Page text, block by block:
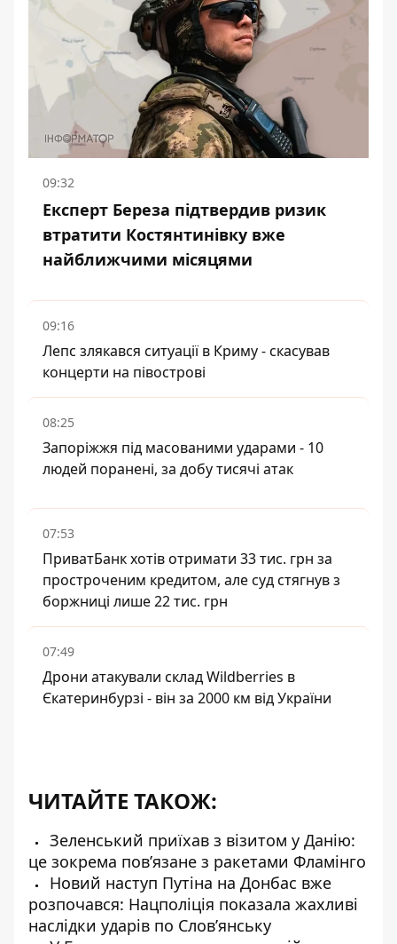
09:32
Експерт Береза підтвердив ризик
втратити Костянтинівку вже
найближчими місяцями
09:16
Лепс злякався ситуації в Криму - скасував
концерти на півострові
08:25
Запоріжжя під масованими ударами - 10
людей поранені, за добу тисячі атак
07:53
ПриватБанк хотів отримати 33 тис. грн за
простроченим кредитом, але суд стягнув з
боржниці лише 22 тис. грн
07:49
Дрони атакували склад Wildberries в
Єкатеринбурзі - він за 2000 км від України
ЧИТАЙТЕ ТАКОЖ:
Зеленський приїхав з візитом у Данію:
це зокрема повʼязане з ракетами Фламінго
Новий наступ Путіна на Донбас вже
розпочався: Нацполіція показала жахливі
наслідки ударів по Словʼянську